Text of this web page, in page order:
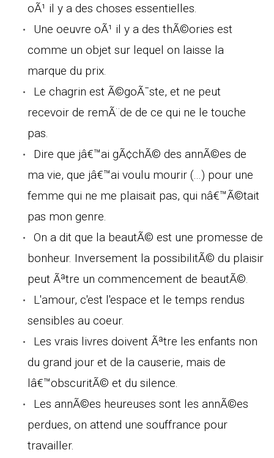
oÃ¹ il y a des choses essentielles.
Une oeuvre oÃ¹ il y a des thÃ©ories est
comme un objet sur lequel on laisse la
marque du prix.
Le chagrin est Ã©goÃ¯ste, et ne peut
recevoir de remÃ¨de de ce qui ne le touche
pas.
Dire que jâ€™ai gÃ¢chÃ© des annÃ©es de
ma vie, que jâ€™ai voulu mourir (...) pour une
femme qui ne me plaisait pas, qui nâ€™Ã©tait
pas mon genre.
On a dit que la beautÃ© est une promesse de
bonheur. Inversement la possibilitÃ© du plaisir
peut Ãªtre un commencement de beautÃ©.
L'amour, c'est l'espace et le temps rendus
sensibles au coeur.
Les vrais livres doivent Ãªtre les enfants non
du grand jour et de la causerie, mais de
lâ€™obscuritÃ© et du silence.
Les annÃ©es heureuses sont les annÃ©es
perdues, on attend une souffrance pour
travailler.